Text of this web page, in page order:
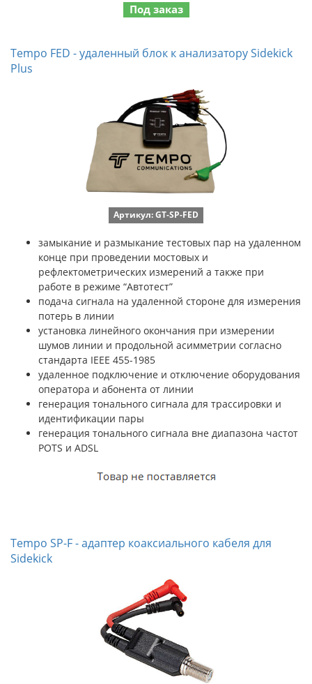
Под заказ
Tempo FED - удаленный блок к анализатору Sidekick
Plus
Артикул: GT-SP-FED
замыкание и размыкание тестовых пар на удаленном
конце при проведении мостовых и
рефлектометрических измерений а также при
работе в режиме “Автотест”
подача сигнала на удаленной стороне для измерения
потерь в линии
установка линейного окончания при измерении
шумов линии и продольной асимметрии согласно
стандарта IEEE 455-1985
удаленное подключение и отключение оборудования
оператора и абонента от линии
генерация тонального сигнала для трассировки и
идентификации пары
генерация тонального сигнала вне диапазона частот
POTS и ADSL
Tempo SP-F - адаптер коаксиального кабеля для
Sidekick